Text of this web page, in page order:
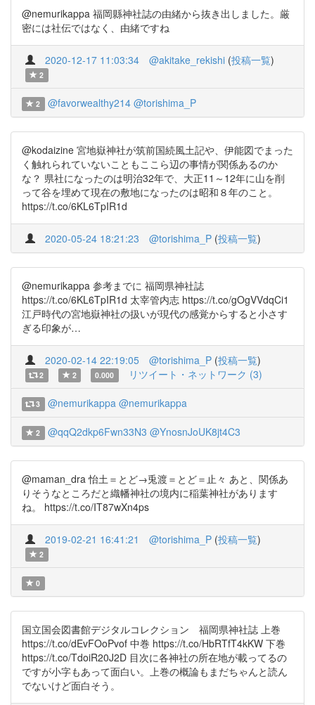
@nemurikappa 福岡縣神社誌の由緒から抜き出しました。厳
密には社伝ではなく、由緒ですね
2020-12-17 11:03:34 @akitake_rekishi (投稿一覧)
2
2 @favorwealthy214 @torishima_P
@kodaizine 宮地嶽神社が筑前国続風土記や、伊能図でまった
く触れられていないこともここら辺の事情が関係あるのか
な？ 県社になったのは明治32年で、大正11～12年に山を削
って谷を埋めて現在の敷地になったのは昭和８年のこと。
https://t.co/6KL6TpIR1d
2020-05-24 18:21:23 @torishima_P (投稿一覧)
@nemurikappa 参考までに 福岡県神社誌
https://t.co/6KL6TpIR1d 太宰管内志 https://t.co/gOgVVdqCi1
江戸時代の宮地嶽神社の扱いが現代の感覚からすると小さす
ぎる印象が…
2020-02-14 22:19:05 @torishima_P (投稿一覧)
2 2 0.000 リツイート・ネットワーク (3)
3 @nemurikappa @nemurikappa
2 @qqQ2dkp6Fwn33N3 @YnosnJoUK8jt4C3
@maman_dra 怡土＝とど→兎渡＝とど＝止々 あと、関係あ
りそうなところだと織幡神社の境内に稲葉神社があります
ね。 https://t.co/IT87wXn4ps
2019-02-21 16:41:21 @torishima_P (投稿一覧)
2
0
国立国会図書館デジタルコレクション 福岡県神社誌 上巻
https://t.co/dEvFOoPvof 中巻 https://t.co/HbRTfT4kKW 下巻
https://t.co/TdoiR20J2D 目次に各神社の所在地が載ってるの
ですが小字もあって面白い。上巻の概論もまだちゃんと読ん
でないけど面白そう。